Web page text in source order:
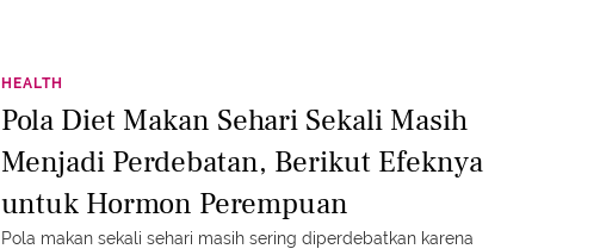
HEALTH
Pola Diet Makan Sehari Sekali Masih
Menjadi Perdebatan, Berikut Efeknya
untuk Hormon Perempuan
Pola makan sekali sehari masih sering diperdebatkan karena